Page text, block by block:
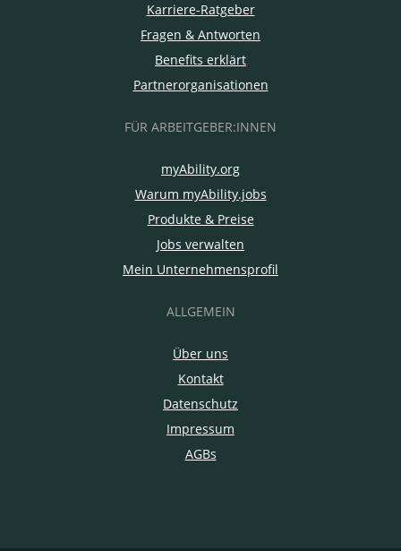
Karriere-Ratgeber
Fragen & Antworten
Benefits erklärt
Partnerorganisationen
FÜR ARBEITGEBER:INNEN
myAbility.org
Warum myAbility.jobs
Produkte & Preise
Jobs verwalten
Mein Unternehmensprofil
ALLGEMEIN
Über uns
Kontakt
Datenschutz
Impressum
AGBs